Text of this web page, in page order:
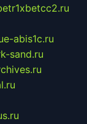
e-abis1c.ru
sand.ru